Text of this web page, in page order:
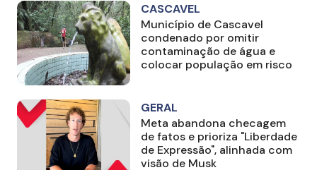
CASCAVEL
Município de Cascavel
condenado por omitir
contaminação de água e
colocar população em risco
GERAL
Meta abandona checagem
de fatos e prioriza "Liberdade
de Expressão", alinhada com
visão de Musk